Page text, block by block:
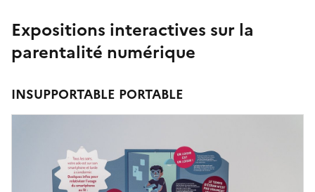
Expositions interactives sur la
parentalité numérique
INSUPPORTABLE PORTABLE